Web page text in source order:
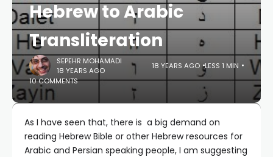
Hebrew to Arabic
Transliteration
SEPEHR MOHAMADI
18 YEARS AGO
18 YEARS AGO LESS 1 MIN
10 COMMENTS
As I have seen that, there is a big demand on
reading Hebrew Bible or other Hebrew resources for
Arabic and Persian speaking people, I am suggesting